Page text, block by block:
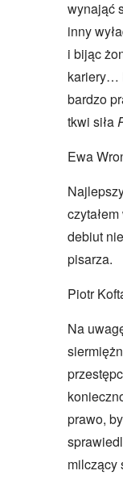
wynająć
inny
i bijąc
kariery…
bardzo
tkwi siła
Ewa
debiut
pisarza.
Piotr
Na
prawo,
milczący